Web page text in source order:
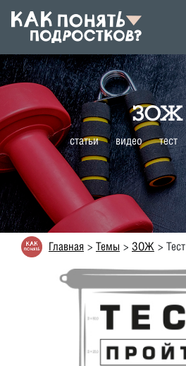
ЗОЖ
статьи видео тест
Главная Темы ЗОЖ Тест